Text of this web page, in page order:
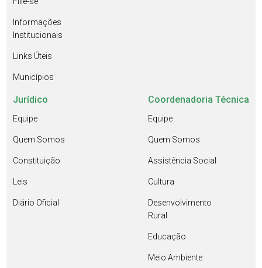
Informações
Institucionais
Links Úteis
Municípios
Jurídico
Equipe
Quem Somos
Constituição
Leis
Diário Oficial
Coordenadoria Técnica
Equipe
Quem Somos
Assistência Social
Cultura
Desenvolvimento
Rural
Educação
Meio Ambiente